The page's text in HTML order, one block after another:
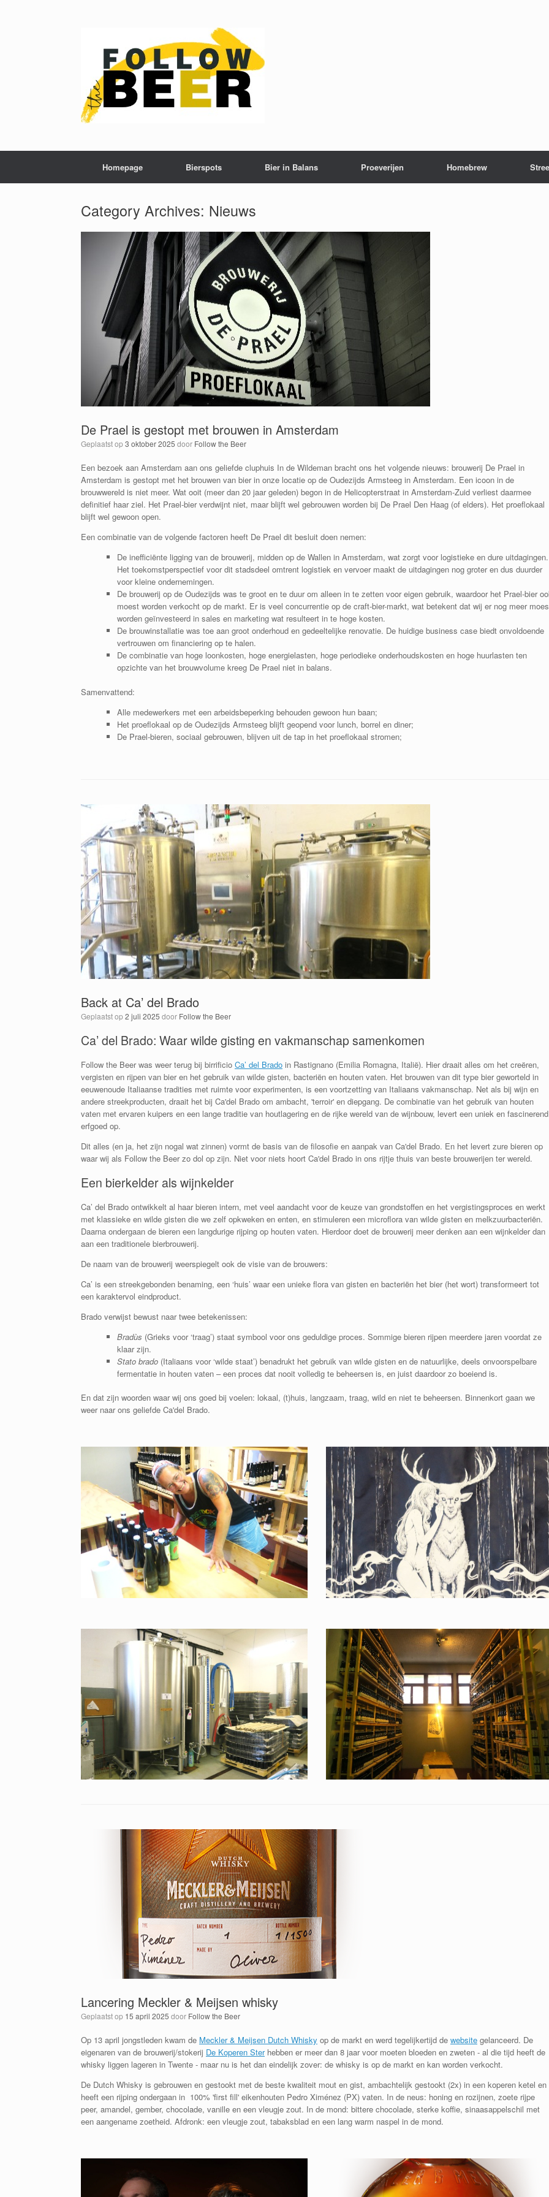
Homepage Bierspots Bier in Balans Proeverijen Homebrew
Category Archives: Nieuws
De Prael is gestopt met brouwen in Amsterdam
Geplaatst op3 oktober 2025 door Follow the Beer
Een bezoek aan Amsterdam aan ons geliefde cluphuis In de Wildeman bracht ons het volgende nieuws: brouwerij De Prael in
Amsterdam is gestopt met het brouwen van bier in onze locatie op de Oudezijds Armsteeg in Amsterdam. Een icoon in de
brouwwereld is niet meer. Wat ooit (meer dan 20 jaar geleden) begon in de Helicopterstraat in Amsterdam-Zuid verliest daarmee
definitief haar ziel. Het Prael-bier verdwijnt niet, maar blijft wel gebrouwen worden bij De Prael Den Haag (of elders). Het proeflokaal
blijft wel gewoon open.
Een combinatie van de volgende factoren heeft De Prael dit besluit doen nemen:
De inefficiënte ligging van de brouwerij, midden op de Wallen in Amsterdam, wat zorgt voor logistieke en dure uitdagingen.
Het toekomstperspectief voor dit stadsdeel omtrent logistiek en vervoer maakt de uitdagingen nog groter en dus duurder
voor kleine ondernemingen.
De brouwerij op de Oudezijds was te groot en te duur om alleen in te zetten voor eigen gebruik, waardoor het Prael-bier
moest worden verkocht op de markt. Er is veel concurrentie op de craft-bier-markt, wat betekent dat wij er nog meer
worden geïnvesteerd in sales en marketing wat resulteert in te hoge kosten.
De brouwinstallatie was toe aan groot onderhoud en gedeeltelijke renovatie. De huidige business case biedt onvoldoende
vertrouwen om financiering op te halen.
De combinatie van hoge loonkosten, hoge energielasten, hoge periodieke onderhoudskosten en hoge huurlasten ten
opzichte van het brouwvolume kreeg De Prael niet in balans.
Samenvattend:
Alle medewerkers met een arbeidsbeperking behouden gewoon hun baan;
Het proeflokaal op de Oudezijds Armsteeg blijft geopend voor lunch, borrel en diner;
De Prael-bieren, sociaal gebrouwen, blijven uit de tap in het proeflokaal stromen;
Back at Ca’ del Brado
Geplaatst op2 juli 2025 door Follow the Beer
Ca’ del Brado: Waar wilde gisting en vakmanschap samenkomen
Follow the Beer was weer terug bij birrificio Ca’ del Brado in Rastignano (Emilia Romagna, Italië). Hier draait alles om het creëren,
vergisten en rijpen van bier en het gebruik van wilde gisten, bacteriën en houten vaten. Het brouwen van dit type bier geworteld in
eeuwenoude Italiaanse tradities met ruimte voor experimenten, is een voortzetting van Italiaans vakmanschap. Net als bij wijn en
andere streekproducten, draait het bij Ca'del Brado om ambacht, 'terroir' en diepgang. De combinatie van het gebruik van houten
vaten met ervaren kuipers en een lange traditie van houtlagering en de rijke wereld van de wijnbouw, levert een uniek en fascinerend
erfgoed op.
Dit alles (en ja, het zijn nogal wat zinnen) vormt de basis van de filosofie en aanpak van Ca'del Brado. En het levert zure bieren op
waar wij als Follow the Beer zo dol op zijn. Niet voor niets hoort Ca'del Brado in ons rijtje thuis van beste brouwerijen ter wereld.
Een bierkelder als wijnkelder
Ca’ del Brado ontwikkelt al haar bieren intern, met veel aandacht voor de keuze van grondstoffen en het vergistingsproces en werkt
met klassieke en wilde gisten die we zelf opkweken en enten, en stimuleren een microflora van wilde gisten en melkzuurbacteriën.
Daarna ondergaan de bieren een langdurige rijping op houten vaten. Hierdoor doet de brouwerij meer denken aan een wijnkelder dan
aan een traditionele bierbrouwerij.
De naam van de brouwerij weerspiegelt ook de visie van de brouwers:
Ca’ is een streekgebonden benaming, een ‘huis’ waar een unieke flora van gisten en bacteriën het bier (het wort) transformeert tot
een karaktervol eindproduct.
Brado verwijst bewust naar twee betekenissen:
Bradùs (Grieks voor ‘traag’) staat symbool voor ons geduldige proces. Sommige bieren rijpen meerdere jaren voordat ze
klaar zijn.
Stato brado(Italiaans voor ‘wilde staat’) benadrukt het gebruik van wilde gisten en de natuurlijke, deels onvoorspelbare
fermentatie in houten vaten – een proces dat nooit volledig te beheersen is, en juist daardoor zo boeiend is.
En dat zijn woorden waar wij ons goed bij voelen: lokaal, (t)huis, langzaam, traag, wild en niet te beheersen. Binnenkort gaan we
weer naar ons geliefde Ca'del Brado.
Lancering Meckler & Meijsen whisky
Geplaatst op 15 april 2025 door Follow the Beer
Op 13 april jongstleden kwam de Meckler & Meijsen Dutch Whisky op de markt en werd tegelijkertijd de website gelanceerd. De
eigenaren van de brouwerij/stokerij De Koperen Sterhebben er meer dan 8 jaar voor moeten bloeden en zweten - al die tijd heeft de
whisky liggen lageren in Twente - maar nu is het dan eindelijk zover: de whisky is op de markt en kan worden verkocht.
De Dutch Whisky is gebrouwen en gestookt met de beste kwaliteit mout en gist, ambachtelijk gestookt (2x) in een koperen ketel en
heeft een rijping ondergaan in 100% 'first fill' eikenhouten Pedro Ximénez (PX) vaten. In de neus: honing en rozijnen, zoete rijpe
peer, amandel, gember, chocolade, vanille en een vleugje zout. In de mond: bittere chocolade, sterke koffie, sinaasappelschil met
een aangename zoetheid. Afdronk: een vleugje zout, tabaksblad en een lang warm naspel in de mond.